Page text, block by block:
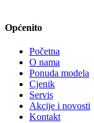
Općenito
Početna
O nama
Ponuda modela
Cjenik
Servis
Akcije i novosti
Kontakt